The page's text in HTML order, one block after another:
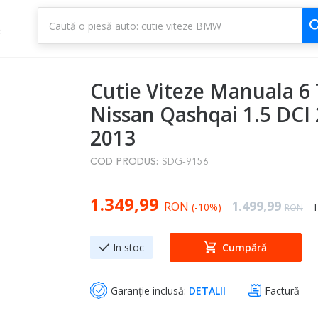
Cutie Viteze Manuala 6
Nissan Qashqai 1.5 DCI
2013
COD PRODUS: SDG-9156
Special Price
1.349,99 RON (-10%) Regular Price
1.499,99 RON
In stoc Cumpără
Garanție inclusă: DETALII Factură